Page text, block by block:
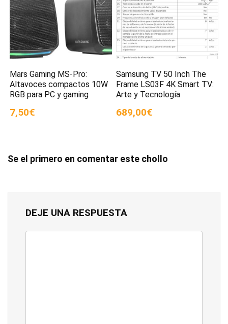
Mars Gaming MS-Pro:
Altavoces compactos 10W
RGB para PC y gaming
7,50€
Samsung TV 50 Inch The
Frame LS03F 4K Smart TV:
Arte y Tecnología
689,00€
Se el primero en comentar este chollo
DEJE UNA RESPUESTA